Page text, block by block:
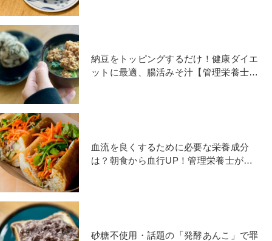
納豆をトッピングするだけ！健康ダイエ
ットに最適、腸活みそ汁【管理栄養士の
血流を良くするために必要な栄養成分
は？朝食から血行UP！管理栄養士が教
砂糖不使用・話題の「発酵あんこ」で罪